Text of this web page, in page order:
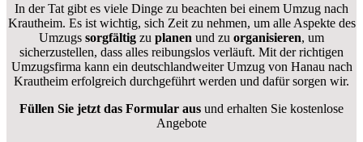
In der Tat gibt es viele Dinge zu beachten bei einem Umzug nach
Krautheim. Es ist wichtig, sich Zeit zu nehmen, um alle Aspekte des
Umzugs sorgfältig zu planen und zu organisieren, um
sicherzustellen, dass alles reibungslos verläuft. Mit der richtigen
Umzugsfirma kann ein deutschlandweiter Umzug von Hanau nach
Krautheim erfolgreich durchgeführt werden und dafür sorgen wir.
Füllen Sie jetzt das Formular aus und erhalten Sie kostenlose
Angebote